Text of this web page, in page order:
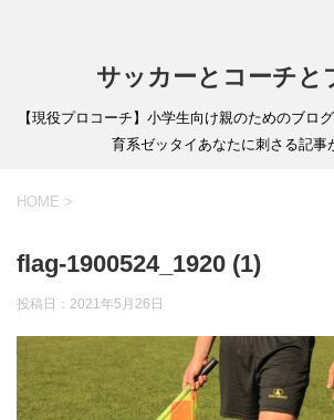
サッカーとコーチと
【現役プロコーチ】小学生向け親のためのブロ
育系ゼッタイあなたに刺さる記事
HOME >
flag-1900524_1920 (1)
投稿日： 2021年5月26日